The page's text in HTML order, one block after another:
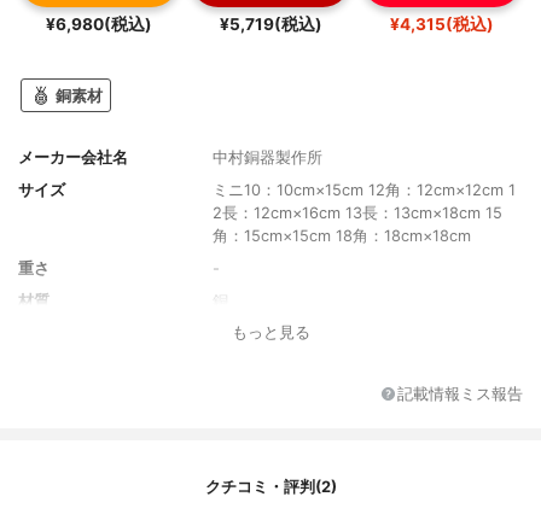
¥6,980(税込) ¥5,719(税込) ¥4,315(税込)
銅素材
メーカー会社名
中村銅器製作所
サイズ
ミニ10：10cm×15cm 12角：12cm×12cm 1
2長：12cm×16cm 13長：13cm×18cm 15
角：15cm×15cm 18角：18cm×18cm
重さ
-
材質
銅
天然木
もっと見る
記載情報ミス報告
クチコミ・評判(2)